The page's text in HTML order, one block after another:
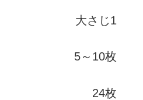
大さじ1
5～10枚
24枚